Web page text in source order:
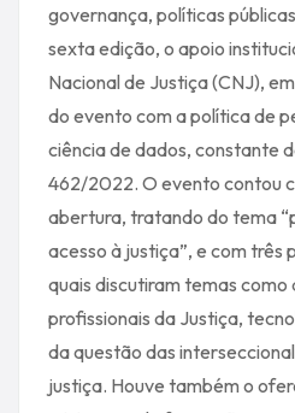
governança, políticas
sexta edição, o apoio
Nacional de Justiça (CNJ),
do evento com a política de
ciência de dados, constante
462/2022. O evento contou
abertura, tratando do tema
acesso à justiça”, e com três
quais discutiram temas
profissionais da Justiça,
da questão das
justiça. Houve também o